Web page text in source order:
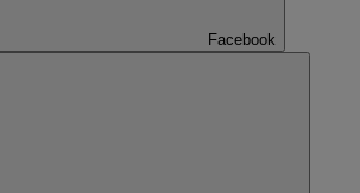
Facebook